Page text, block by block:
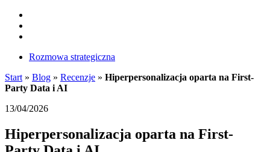
Rozmowa strategiczna
Start » Blog » Recenzje » Hiperpersonalizacja oparta na First-
Party Data i AI
13/04/2026
Hiperpersonalizacja oparta na First-